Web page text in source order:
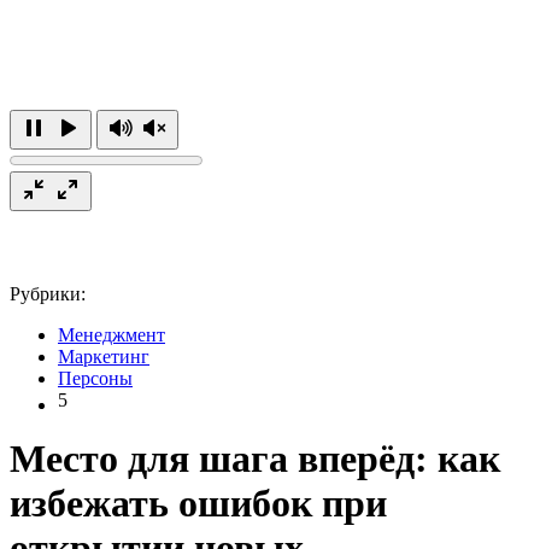
Рубрики:
Менеджмент
Маркетинг
Персоны
5
Место для шага вперёд: как
избежать ошибок при